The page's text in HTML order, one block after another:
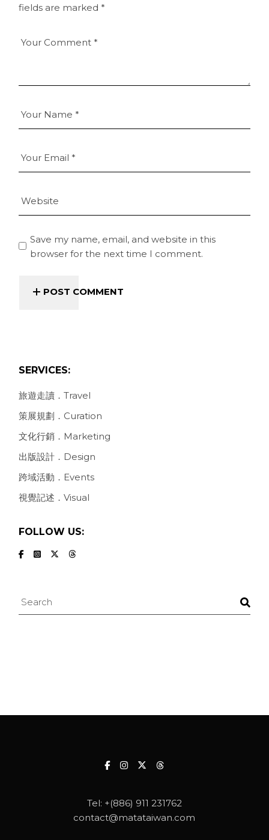
fields are marked *
Save my name, email, and website in this
browser for the next time I comment.
POST COMMENT
SERVICES:
旅遊走讀．Travel
策展規劃．Curation
文化行銷．Marketing
出版設計．Design
跨域活動．Events
視覺記述．Visual
FOLLOW US:
Search
Tel: +(886) 911 231762
contact@matataiwan.com